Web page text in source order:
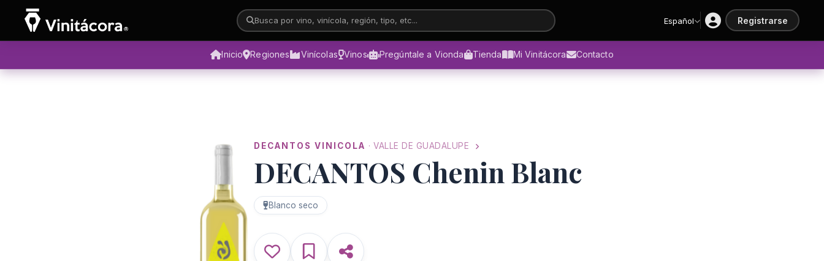
Busca por vino, vinícola, región, tipo, etc... Español Registrarse
Inicio Regiones Vinícolas Vinos Pregúntale a Vionda Tienda Mi Vinitácora Contacto
DECANTOS VINICOLA · VALLE DE GUADALUPE
DECANTOS Chenin Blanc
Blanco seco